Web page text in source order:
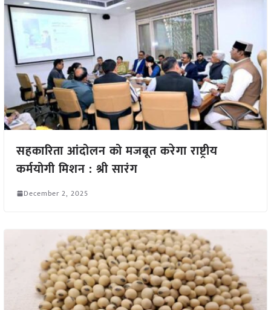
सहकारिता आंदोलन को मजबूत करेगा राष्ट्रीय
कर्मयोगी मिशन : श्री सारंग
December 2, 2025